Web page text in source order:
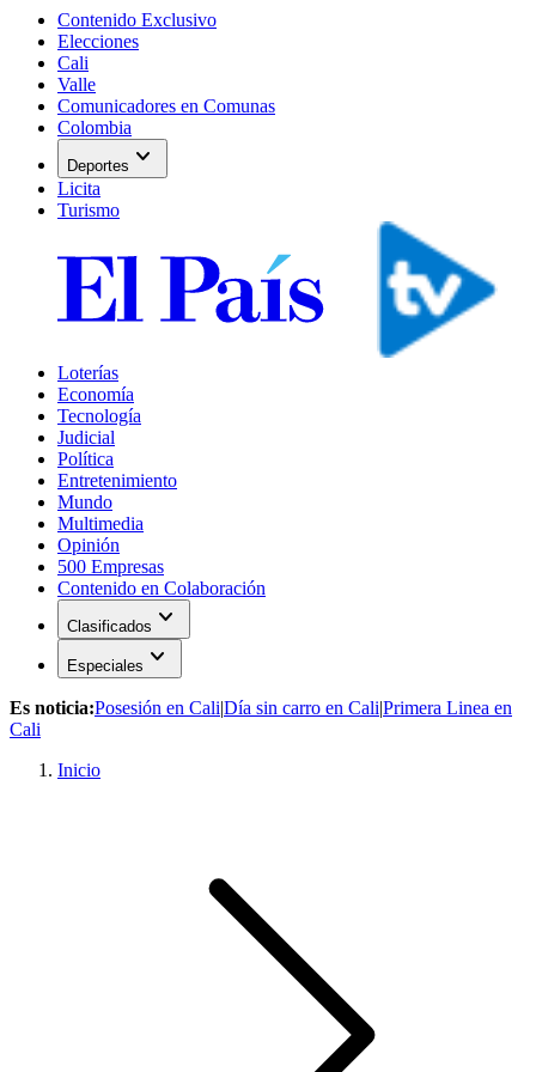
Contenido Exclusivo
Elecciones
Cali
Valle
Comunicadores en Comunas
Colombia
Deportes expand_more
Licita
Turismo
Loterías
Economía
Tecnología
Judicial
Política
Entretenimiento
Mundo
Multimedia
Opinión
500 Empresas
Contenido en Colaboración
Clasificados expand_more
Especiales expand_more
Es noticia:Posesión en Cali|Día sin carro en Cali|Primera Linea en
Cali
Inicio